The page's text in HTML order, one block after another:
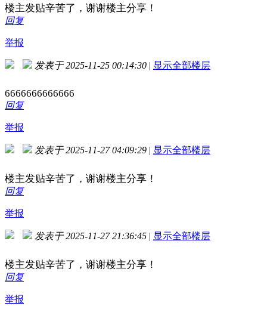
楼主发贴辛苦了，谢谢楼主分享！
回复
举报
发表于 2025-11-25 00:14:30 | 显示全部楼层
6666666666666
回复
举报
发表于 2025-11-27 04:09:29 | 显示全部楼层
楼主发贴辛苦了，谢谢楼主分享！
回复
举报
发表于 2025-11-27 21:36:45 | 显示全部楼层
楼主发贴辛苦了，谢谢楼主分享！
回复
举报